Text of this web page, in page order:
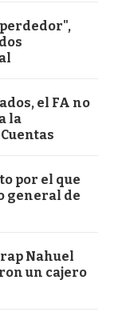
el FA no
la
por el que
general de
Nahuel
un cajero